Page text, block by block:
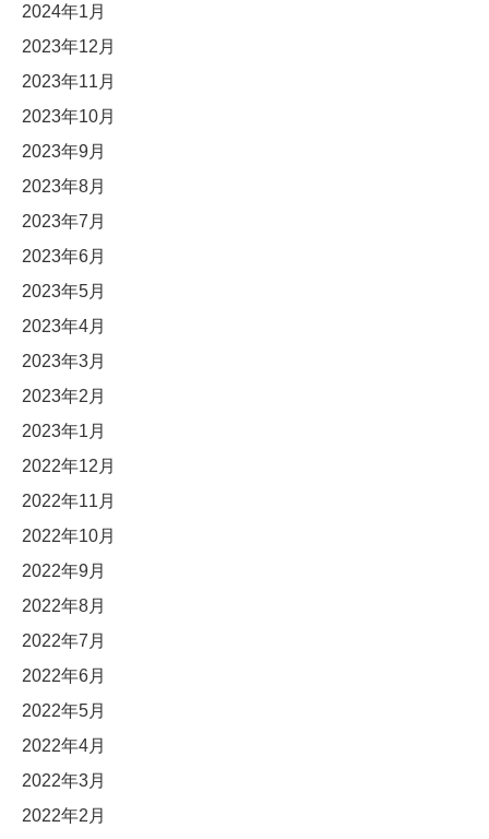
2024年1月
2023年12月
2023年11月
2023年10月
2023年9月
2023年8月
2023年7月
2023年6月
2023年5月
2023年4月
2023年3月
2023年2月
2023年1月
2022年12月
2022年11月
2022年10月
2022年9月
2022年8月
2022年7月
2022年6月
2022年5月
2022年4月
2022年3月
2022年2月